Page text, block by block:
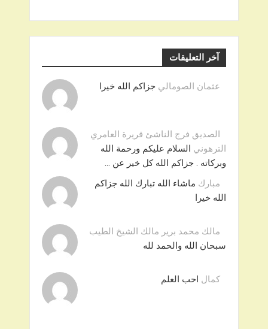
آخر التعليقات
عثمان الصومالي جزاكم الله خيرا
الصديق فرج الناشئ قريرة العامري
الترهوني السلام عليكم ورحمة الله
وبركاته . جزاكم الله كل خير عن …
مبارك ماشاء الله تبارك الله جزاكم
الله خيرا
مالك محمد برير مالك الشيخ الطيب
سبحان الله والحمد لله
كمال احب العلم